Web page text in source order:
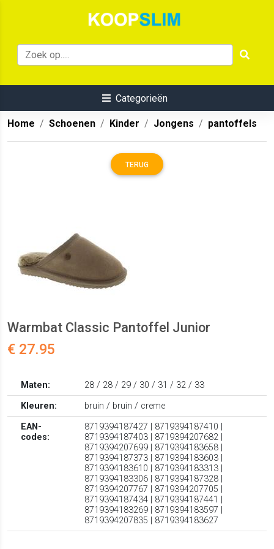
Categorieën
Home Schoenen Kinder Jongens pantoffels
TERUG
Warmbat Classic Pantoffel Junior
€ 27.95
Maten:
28 / 28 / 29 / 30 / 31 / 32 / 33
Kleuren:
bruin / bruin / creme
EAN-
codes:
8719394187427 | 8719394187410 |
8719394187403 | 8719394207682 |
8719394207699 | 8719394183658 |
8719394187373 | 8719394183603 |
8719394183610 | 8719394183313 |
8719394183306 | 8719394187328 |
8719394207767 | 8719394207705 |
8719394187434 | 8719394187441 |
8719394183269 | 8719394183597 |
8719394207835 | 8719394183627